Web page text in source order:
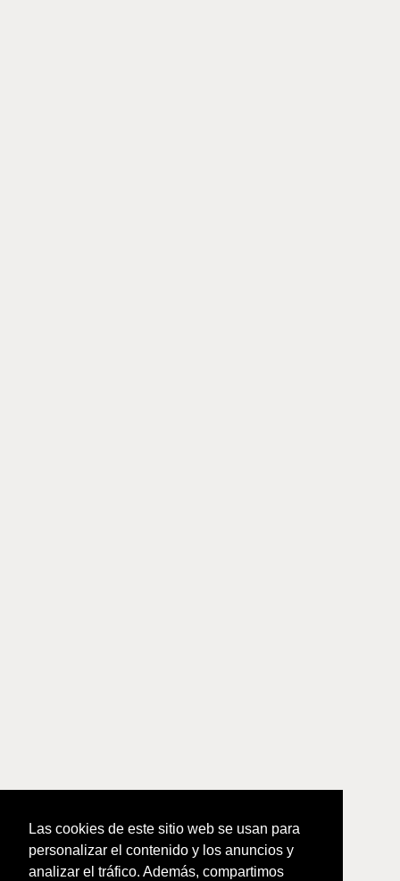
Las cookies de este sitio web se usan para
personalizar el contenido y los anuncios y
analizar el tráfico. Además, compartimos